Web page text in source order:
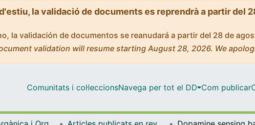
la validació de documents es reprendrà a partir del
la validación de documentos se reanudará a partir del 28 de
validation will resume starting August 28, 2026. We
Comunitats i col·leccionsNavega per tot el DD Com publicar